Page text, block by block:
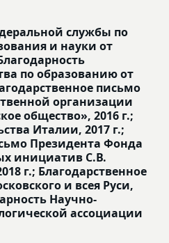
службы по
и науки от
по образованию от
письмо
организации
общество», 2016 г.;
Италии, 2017 г.;
Президента Фонда
инициатив С.В.
г.; Благодарственное
и всея Руси,
Научно-
ассоциации